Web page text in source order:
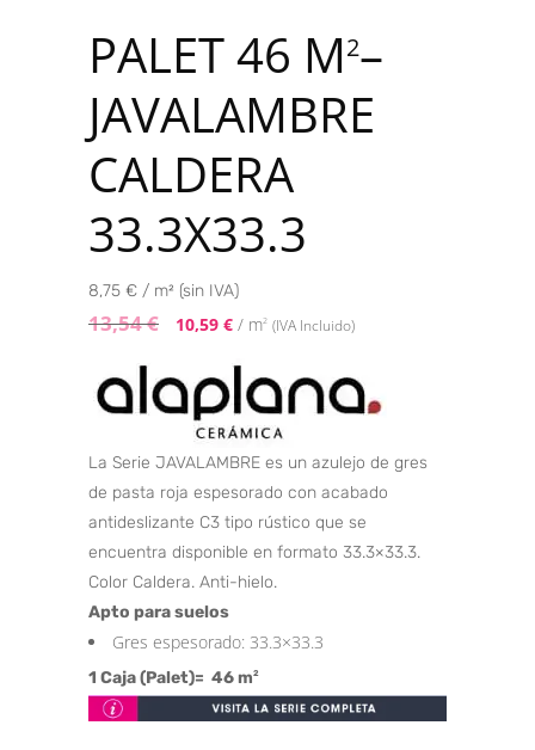
PALET 46 M2–
JAVALAMBRE
CALDERA
33.3X33.3
8,75 € / m² (sin IVA)
13,54€ 10,59 € / m2 (IVA Incluido)
La Serie JAVALAMBRE es un azulejo de gres
de pasta roja espesorado con acabado
antideslizante C3 tipo rústico que se
encuentra disponible en formato 33.3×33.3.
Color Caldera. Anti-hielo.
Apto para suelos
Gres espesorado: 33.3×33.3
1 Caja (Palet)= 46 m2